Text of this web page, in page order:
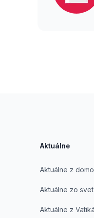
Aktuálne
Aktuálne z
Aktuálne zo
Aktuálne z